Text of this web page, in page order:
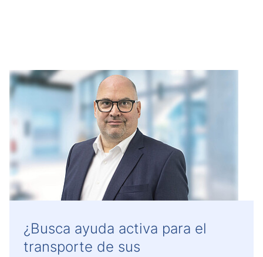
¿Busca ayuda activa para el
transporte de sus